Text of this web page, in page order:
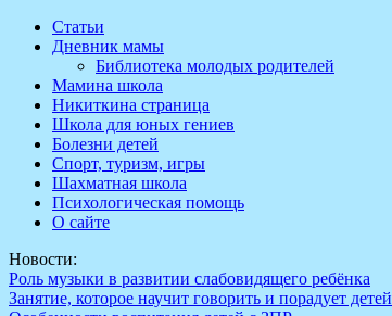
Перейти
содержимому
Статьи
Дневник мамы
Библиотека молодых родителей
Мамина школа
Никиткина страница
Школа для юных гениев
Болезни детей
Спорт, туризм, игры
Шахматная школа
Психологическая помощь
О сайте
Новости:
Роль музыки в развитии слабовидящего ребёнка
Занятие, которое научит говорить и порадует детей